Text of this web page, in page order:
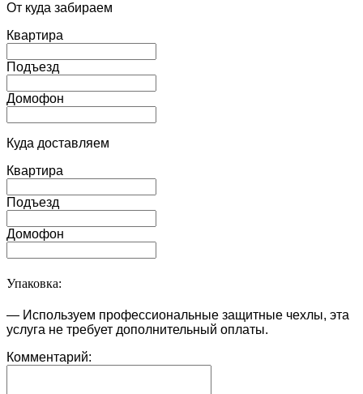
От куда забираем
Квартира
Подъезд
Домофон
Куда доставляем
Квартира
Подъезд
Домофон
Упаковка:
— Используем профессиональные защитные чехлы, эта
услуга не требует дополнительный оплаты.
Комментарий: